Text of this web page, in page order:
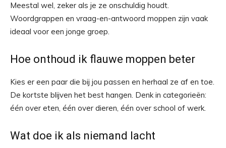
Meestal wel, zeker als je ze onschuldig houdt.
Woordgrappen en vraag-en-antwoord moppen zijn vaak
ideaal voor een jonge groep.
Hoe onthoud ik flauwe moppen beter
Kies er een paar die bij jou passen en herhaal ze af en toe.
De kortste blijven het best hangen. Denk in categorieën:
één over eten, één over dieren, één over school of werk.
Wat doe ik als niemand lacht